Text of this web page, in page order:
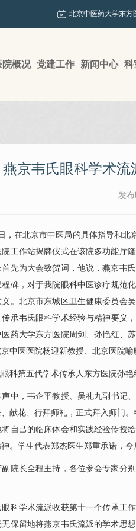
北京中医药大学东方
院概况 党建工作 新闻中心 科
京韦氏眼科学术
发
在北京市中医局的具体指导和北
工作站揭牌仪式在该院多功能厅
先为大会致贺词，他说，燕京韦氏
碑，对于我院眼科中医诊疗规范
。北京市东城区卫生健康委员会
承韦氏眼科学术经验与精神要义
药大学东方医院周剑 、孙艳红、
中医医院杨迎新教授、北京医院
眼科第五代学术传承人东方医院孙
中， 韦企平教授、吴礼九副书记
献花、行拜师礼，正式拜入师门
自己的临床体会和实践经验传授
。学生代表郑杰医生郑重承诺，
长全程主持，各位参会专家分
眼科学术流派收获第十一个传承工
保留地将燕京韦氏流派的学术思